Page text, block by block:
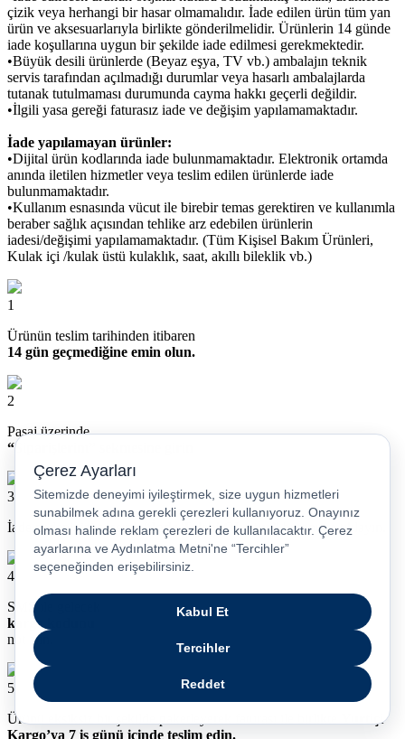
çizik veya herhangi bir hasar olmamalıdır. İade edilen ürün tüm yan
ürün ve aksesuarlarıyla birlikte gönderilmelidir. Ürünlerin 14 günde
iade koşullarına uygun bir şekilde iade edilmesi gerekmektedir.
•Büyük desili ürünlerde (Beyaz eşya, TV vb.) ambalajın teknik
servis tarafından açılmadığı durumlar veya hasarlı ambalajlarda
tutanak tutulmaması durumunda cayma hakkı geçerli değildir.
•İlgili yasa gereği faturasız iade ve değişim yapılamamaktadır.
İade yapılamayan ürünler:
•Dijital ürün kodlarında iade bulunmamaktadır. Elektronik ortamda
anında iletilen hizmetler veya teslim edilen ürünlerde iade
bulunmamaktadır.
•Kullanım esnasında vücut ile birebir temas gerektiren ve kullanımla
beraber sağlık açısından tehlike arz edebilen ürünlerin
iadesi/değişimi yapılamamaktadır. (Tüm Kişisel Bakım Ürünleri,
Kulak içi /kulak üstü kulaklık, saat, akıllı bileklik vb.)
1
Ürünün teslim tarihinden itibaren
14 gün geçmediğine emin olun.
2
Pasaj üzerinde
“Siparişlerim” sekmesine girin
3
İade nedeninizi seçerek“İade Talebi OIuştur”butonuna tıklayın.
4
SMS ile gelecek
kargo kodunu
not alın.
5
Ürünü eksiksiz bir şekilde paketleyerek faturası ile birlikte
Yurtiçi
Kargo’ya 7 iş günü içinde teslim edin.